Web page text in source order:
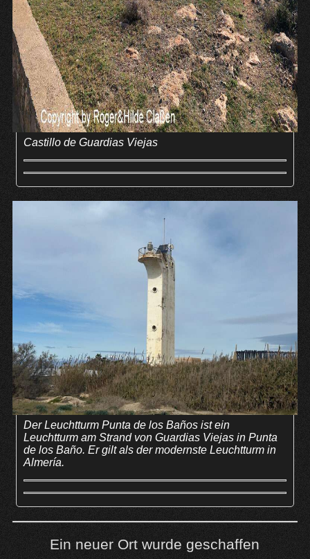
Castillo de Guardias Viejas
Der Leuchtturm Punta de los Baños ist ein
Leuchtturm am Strand von Guardias Viejas in Punta
de los Baño. Er gilt als der modernste Leuchtturm in
Almería.
Ein neuer Ort wurde geschaffen